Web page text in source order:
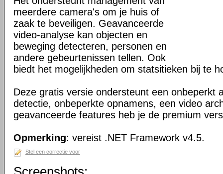
meerdere camera's om je huis of
zaak te beveiligen. Geavanceerde
video-analyse kan objecten en
beweging detecteren, personen en
andere gebeurtenissen tellen. Ook
biedt het mogelijkheden om statsitieken bij te
Deze gratis versie ondersteunt een onbeperkt
detectie, onbeperkte opnamens, een video
geavanceerde features heb je de premium
Opmerking: vereist .NET Framework v4.5.
Stel een correctie voor